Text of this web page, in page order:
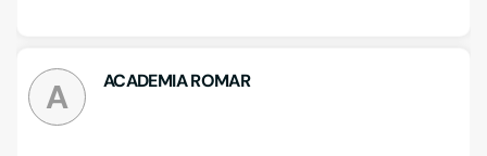
A ACADEMIA ROMAR